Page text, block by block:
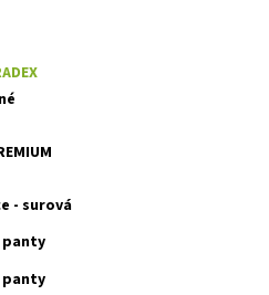
- surová
panty
panty